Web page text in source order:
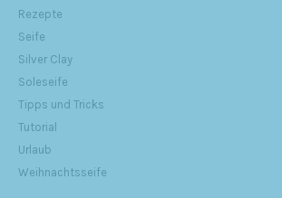
Rezepte
Seife
Silver Clay
Soleseife
Tipps und Tricks
Tutorial
Urlaub
Weihnachtsseife